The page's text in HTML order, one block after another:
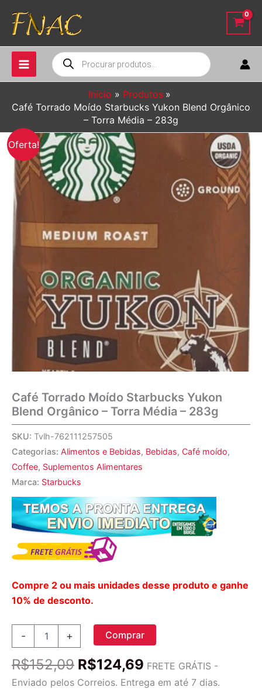
para
conteúdo
Pesquisar
produtos
Início
Produtos
Café Torrado Moído Starbucks Yukon Blend Orgânico
– Torra Média – 283g
Oferta!
Café Torrado Moído Starbucks Yukon
Blend Orgânico – Torra Média – 283g
SKU: Tvlh-762111257505
Categorias: Alimentos e Bebidas, Bebidas, Café moído,
Coffee, Suplementos Alimentares
Marca: Starbucks
Compre 2 ou mais unidades desse produto e ganhe
10% de desconto.
-
Starbucks
Blend
+ Comprar
R$152,09 O
preço
R$124,69 O
preço
FRETE GRÁTIS -
Enviado pelos Correios. Entrega em até 7 dias.